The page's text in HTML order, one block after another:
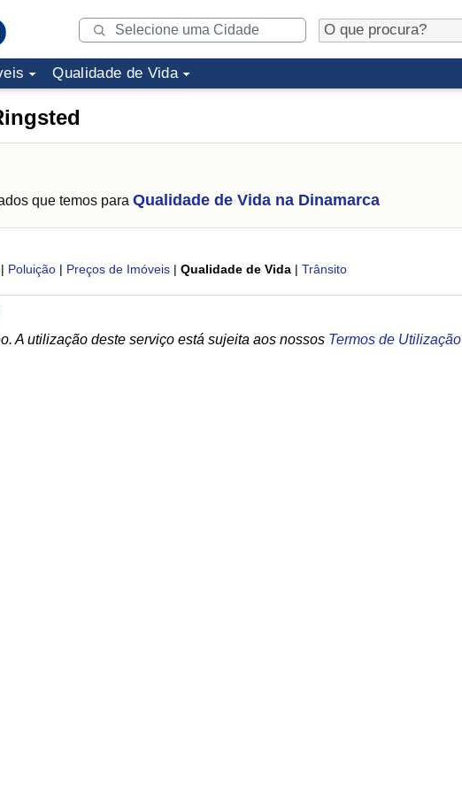
Qualidade de Vida
que temos para Qualidade de Vida na Dinamarca
| Poluição | Preços de Imóveis | Qualidade de Vida | Trânsito
A utilização deste serviço está sujeita aos nossos Termos de Utilização